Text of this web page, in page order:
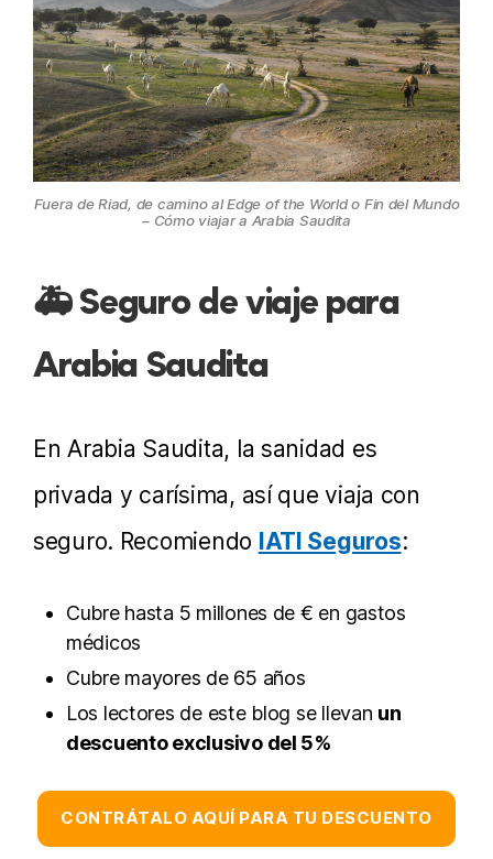
Fuera de Riad, de camino al Edge of the World o Fin del Mundo
– Cómo viajar a Arabia Saudita
🚑 Seguro de viaje para
Arabia Saudita
En Arabia Saudita, la sanidad es
privada y carísima, así que viaja con
seguro. Recomiendo IATI Seguros:
Cubre hasta 5 millones de € en gastos
médicos
Cubre mayores de 65 años
Los lectores de este blog se llevan un
descuento exclusivo del 5%
CONTRÁTALO AQUÍ PARA TU DESCUENTO